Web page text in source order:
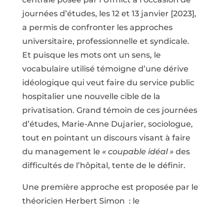
journées d’études, les 12 et 13 janvier [2023],
a permis de confronter les approches
universitaire, professionnelle et syndicale.
Et puisque les mots ont un sens, le
vocabulaire utilisé témoigne d’une dérive
idéologique qui veut faire du service public
hospitalier une nouvelle cible de la
privatisation. Grand témoin de ces journées
d’études, Marie-Anne Dujarier, sociologue,
tout en pointant un discours visant à faire
du management le « coupable idéal »des
difficultés de l’hôpital, tente de le définir.
Une première approche est proposée par le
théoricien Herbert Simon : le